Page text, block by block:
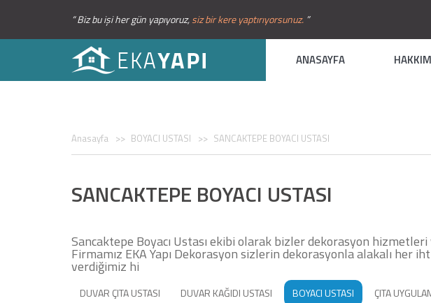
“ Biz bu işi her gün yapıyoruz,siz bir kere yaptırıyorsunuz. ”
ANASAYFA
Anasayfa BOYACI USTASI SANCAKTEPE BOYACI USTASI
SANCAKTEPE BOYACI USTASI
Sancaktepe Boyacı Ustası ekibi olarak bizler dekorasyon
Firmamız EKA Yapı Dekorasyon sizlerin dekorasyonla alakalı her
verdiğimiz hi
DUVAR ÇITA USTASI DUVAR KAĞIDI USTASI BOYACI USTASI ÇITA